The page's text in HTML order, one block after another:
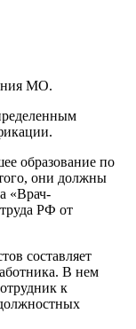
МО.
образование по
они должны
«Врач-
РФ от
составляет
В нем
к